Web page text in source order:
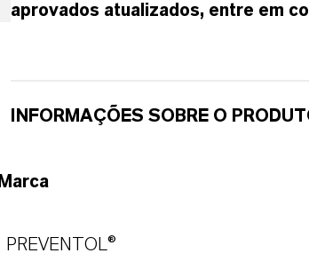
aprovados atualizados, entre em
INFORMAÇÕES SOBRE O
Marca
PREVENTOL®